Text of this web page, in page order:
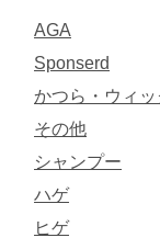
AGA
Sponserd
かつら・ウィッ
その他
シャンプー
ハゲ
ヒゲ